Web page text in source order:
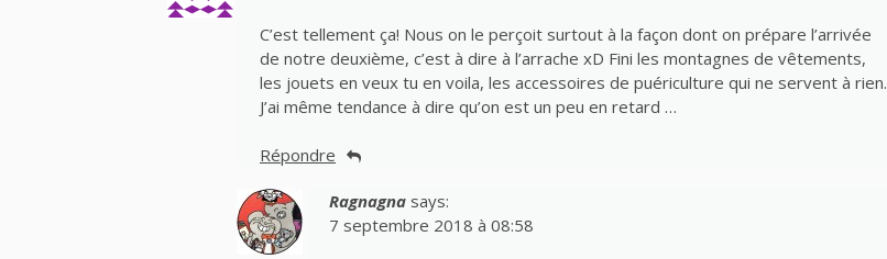
C’est tellement ça! Nous on le perçoit surtout à la façon dont on prépare l’arrivée
de notre deuxième, c’est à dire à l’arrache xD Fini les montagnes de vêtements,
les jouets en veux tu en voila, les accessoires de puériculture qui ne servent à rien.
J’ai même tendance à dire qu’on est un peu en retard …
Répondre
Ragnagna says:
7 septembre 2018 à 08:58